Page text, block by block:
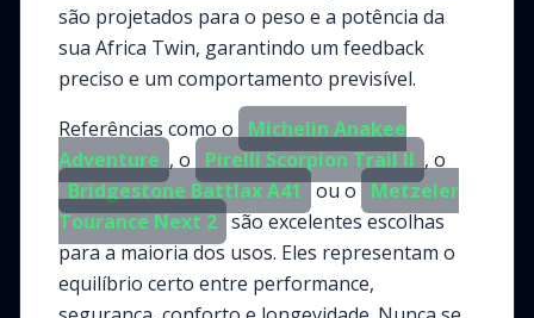
são projetados para o peso e a potência da
sua Africa Twin, garantindo um feedback
preciso e um comportamento previsível.
Referências como o
Michelin Anakee
Adventure , o Pirelli Scorpion Trail II , o
Bridgestone Battlax A41 ou o Metzeler
Tourance Next 2 são excelentes escolhas
para a maioria dos usos. Eles representam o
equilíbrio certo entre performance,